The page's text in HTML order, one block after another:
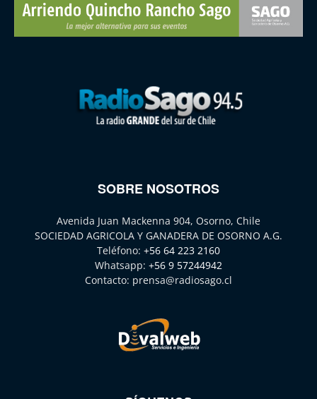
SOBRE NOSOTROS
Avenida Juan Mackenna 904, Osorno, Chile
SOCIEDAD AGRICOLA Y GANADERA DE OSORNO A.G.
Teléfono: +56 64 223 2160
Whatsapp: +56 9 57244942
Contacto: prensa@radiosago.cl